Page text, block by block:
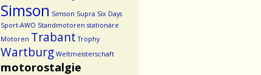
Simson Simson Supra Six Days
Sport-AWO Standmotoren stationäre
Motoren Trabant Trophy
Wartburg Weltmeisterschaft
motorostalgie